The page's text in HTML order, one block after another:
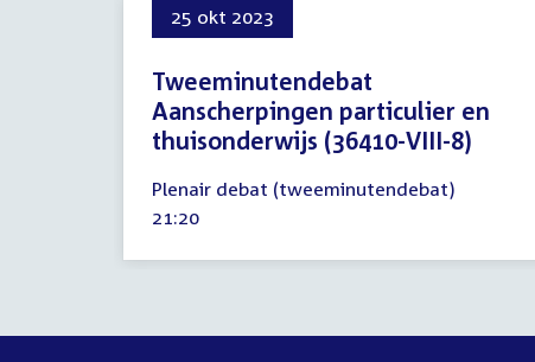
25 okt 2023
Tweeminutendebat
Aanscherpingen particulier en
thuisonderwijs (36410-VIII-8)
oktober
2023
Plenair debat (tweeminutendebat)
Tijd
21:20